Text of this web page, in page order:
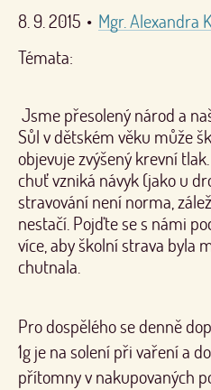
8. 9. 2015 • Mgr. Alexandra
Témata:
Jsme přesolený národ a
Sůl v dětském věku může
objevuje zvýšený krevní
chuť vzniká návyk (jako u
stravování není norma,
nestačí. Pojďte se s námi
více, aby školní strava byla
chutnala.
Pro dospělého se denně
1g je na solení při vaření a
přítomny v nakupovaných